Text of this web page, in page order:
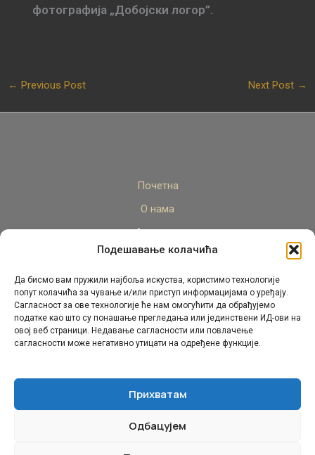
Подешавање колачића
Да бисмо вам пружили најбоља искуства, користимо технологије
попут колачића за чување и/или приступ информацијама о уређају.
Сагласност за ове технологије ће нам омогућити да обрађујемо
податке као што су понашање прегледања или јединствени ИД-ови на
овој веб страници. Недавање сагласности или повлачење
сагласности може негативно утицати на одређене функције.
Прихватам
Одбацујем
фoтoгрaфиja „Дoбojски лoгoр”.
← Previous Post Next Post →
Почетна
О нама
Актуелно
Стручни кадар
Пројекти
Архива
Контакт
© Републички педагошки завод Републике Српске.